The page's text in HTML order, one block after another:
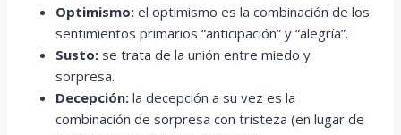
Optimismo: el optimismo es la combinación de los
sentimientos primarios “anticipación” y “alegría”.
Susto: se trata de la unión entre miedo y
sorpresa.
Decepción: la decepción a su vez es la
combinación de sorpresa con tristeza (en lugar de